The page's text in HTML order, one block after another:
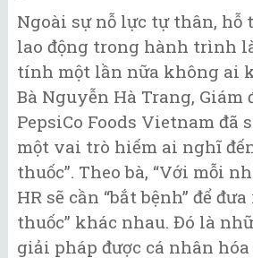
Ngoài sự nỗ lực tự thân, hỗ
lao động trong hành trình
tính một lần nữa không ai
Bà Nguyễn Hà Trang, Giám
PepsiCo Foods Vietnam đã
một vai trò hiếm ai nghĩ
thuốc”. Theo bà, “Với mỗi
HR sẽ cần “bắt bệnh” để
thuốc” khác nhau. Đó là
giải pháp được cá nhân